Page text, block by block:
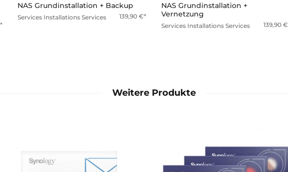
NAS Grundinstallation + Backup
Services Installations Services 139,90 €
NAS Grundinstallation +
Vernetzung
Services Installations Services 139,90 €
Weitere Produkte